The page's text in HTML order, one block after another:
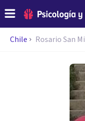
Chile Rosario San